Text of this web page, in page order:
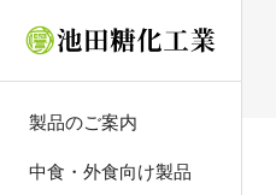
製品のご案内
中食・外食向け製品